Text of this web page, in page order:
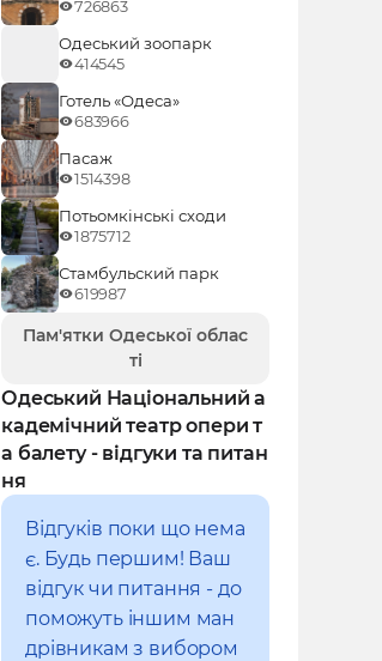
726863
Одеський зоопарк
414545
Готель «Одеса»
683966
Пасаж
1514398
Потьомкінські сходи
1875712
Стамбульский парк
619987
Пам'ятки Одеської облас
ті
Одеський Національний а
кадемічний театр опери т
а балету - відгуки та питан
ня
Відгуків поки що нема
є. Будь першим! Ваш
відгук чи питання - до
поможуть іншим ман
дрівникам з вибором